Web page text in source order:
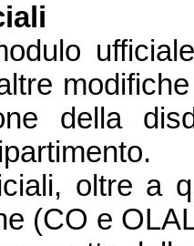
della
oltre a
(CO e